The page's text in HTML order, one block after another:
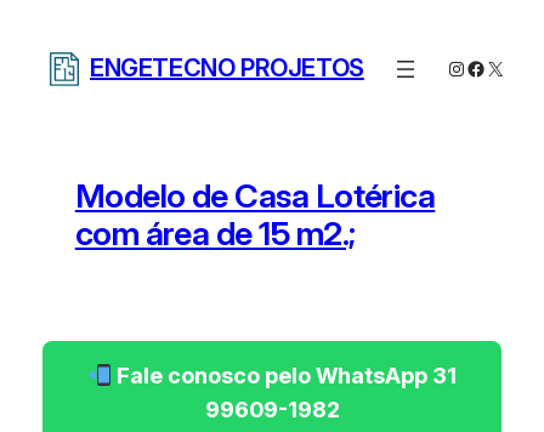
ENGETECNO PROJETOS Instagram
X
Modelo de Casa Lotérica
com área de 15 m2.;
Fale conosco pelo WhatsApp 31
99609-1982